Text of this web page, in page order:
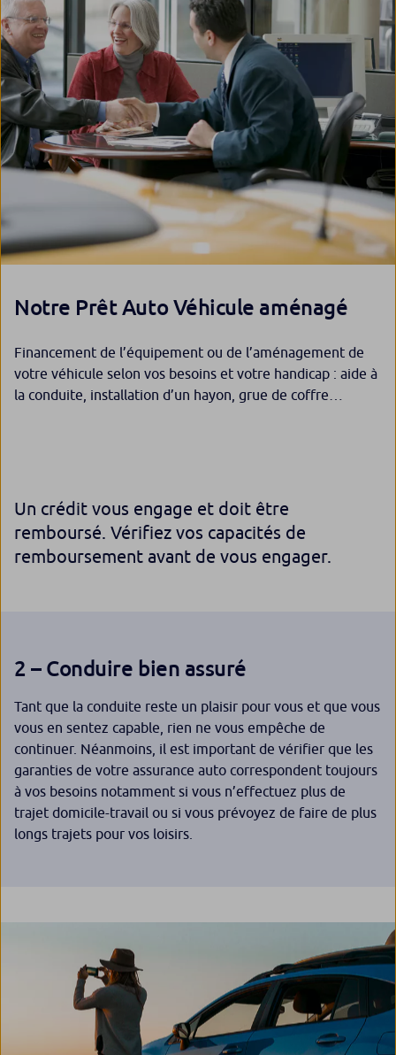
Notre Prêt Auto Véhicule aménagé
Financement de l’équipement ou de l’aménagement de
votre véhicule selon vos besoins et votre handicap : aide à
la conduite, installation d’un hayon, grue de coffre…
Un crédit vous engage et doit être
remboursé. Vérifiez vos capacités de
remboursement avant de vous engager.
2 – Conduire bien assuré
Tant que la conduite reste un plaisir pour vous et que vous
vous en sentez capable, rien ne vous empêche de
continuer. Néanmoins, il est important de vérifier que les
garanties de votre assurance auto correspondent toujours
à vos besoins notamment si vous n’effectuez plus de
trajet domicile-travail ou si vous prévoyez de faire de plus
longs trajets pour vos loisirs.